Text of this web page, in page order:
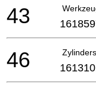
43
46